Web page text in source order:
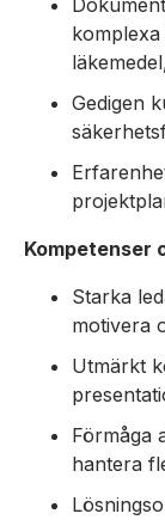
Gedigen
Kompetenser
Starka
motivera
Utmärkt
Förmåga
hantera